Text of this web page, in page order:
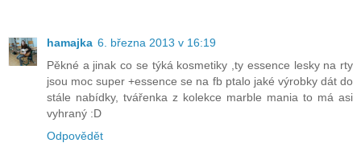
hamajka 6. března 2013 v 16:19
Pěkné a jinak co se týká kosmetiky ,ty essence lesky na rty
jsou moc super +essence se na fb ptalo jaké výrobky dát do
stále nabídky, tvářenka z kolekce marble mania to má asi
vyhraný :D
Odpovědět